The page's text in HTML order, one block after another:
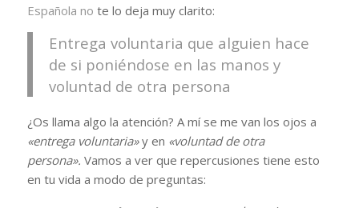
Española no te lo deja muy clarito:
Entrega voluntaria que alguien hace
de si poniéndose en las manos y
voluntad de otra persona
¿Os llama algo la atención? A mí se me van los ojos a
«entrega voluntaria»y en «voluntad de otra
persona». Vamos a ver que repercusiones tiene esto
en tu vida a modo de preguntas: